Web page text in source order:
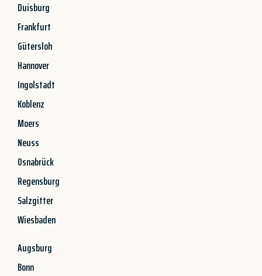
Duisburg
Frankfurt
Gütersloh
Hannover
Ingolstadt
Koblenz
Moers
Neuss
Osnabrück
Regensburg
Salzgitter
Wiesbaden
Augsburg
Bonn